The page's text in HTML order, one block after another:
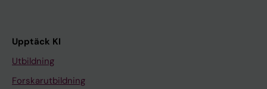
Upptäck KI
Utbildning
Forskarutbildning